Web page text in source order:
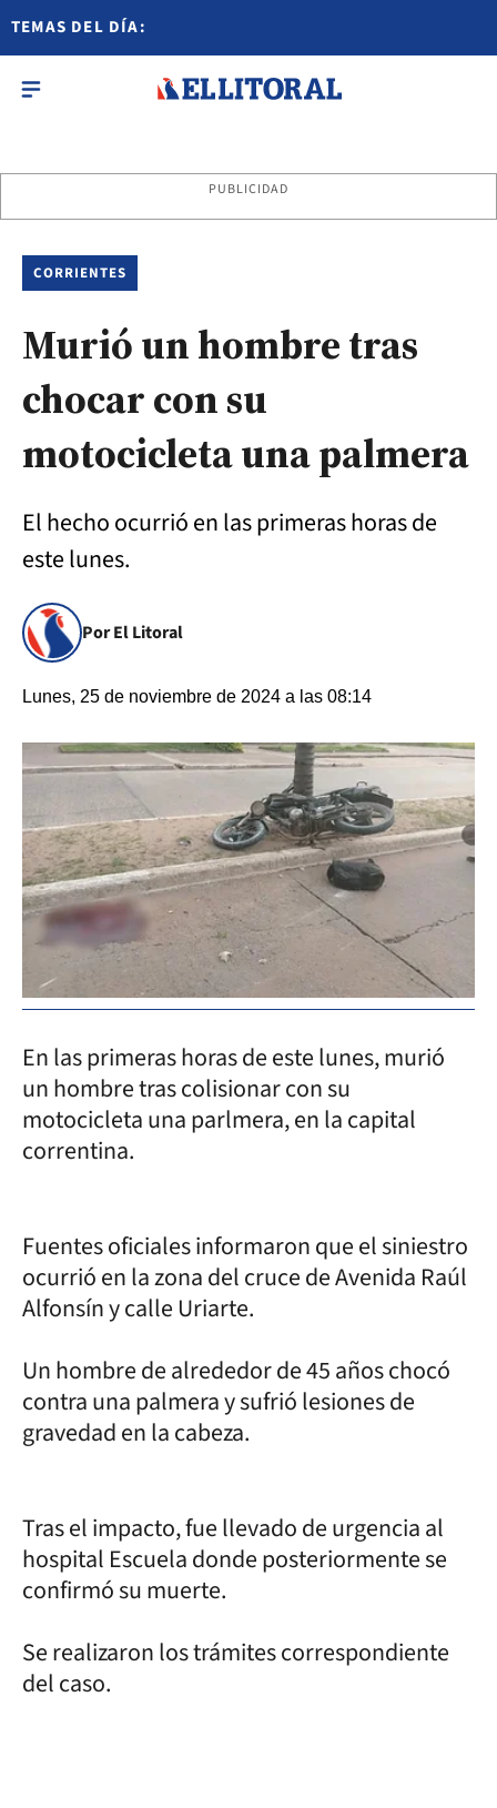
TEMAS DEL DÍA:
PUBLICIDAD
CORRIENTES
Murió un hombre tras
chocar con su
motocicleta una palmera
El hecho ocurrió en las primeras horas de
este lunes.
Por El Litoral
Lunes, 25 de noviembre de 2024 a las 08:14
En las primeras horas de este lunes, murió
un hombre tras colisionar con su
motocicleta una parlmera, en la capital
correntina.
Fuentes oficiales informaron que el siniestro
ocurrió en la zona del cruce de Avenida Raúl
Alfonsín y calle Uriarte.
Un hombre de alrededor de 45 años chocó
contra una palmera y sufrió lesiones de
gravedad en la cabeza.
Tras el impacto, fue llevado de urgencia al
hospital Escuela donde posteriormente se
confirmó su muerte.
Se realizaron los trámites correspondiente
del caso.